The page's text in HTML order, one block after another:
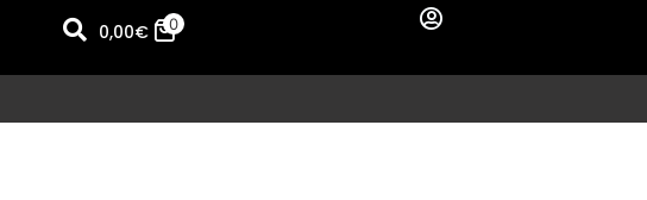
0,00€ 0